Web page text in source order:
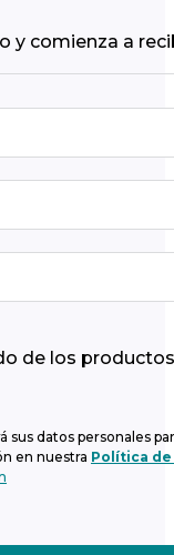
y comienza a
de los
sus datos personales
en nuestra Política